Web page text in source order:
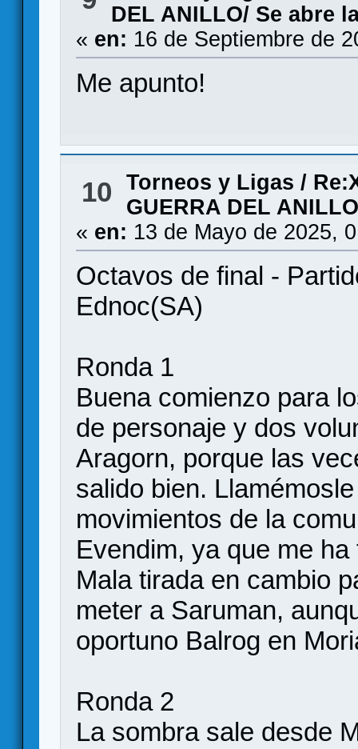
DEL ANILLO/ Se abre
« en: 16 de Septiembre de
Me apunto!
10 Torneos y Ligas /
GUERRA DEL
« en: 13 de Mayo de 2025,
Octavos de final -
Ednoc(SA)
Ronda 1
Buena comienzo para
de personaje y dos
Aragorn, porque las
salido bien.
movimientos de la
Evendim, ya que me
Mala tirada en cambio
meter a Saruman,
oportuno Balrog en
Ronda 2
La sombra sale desde